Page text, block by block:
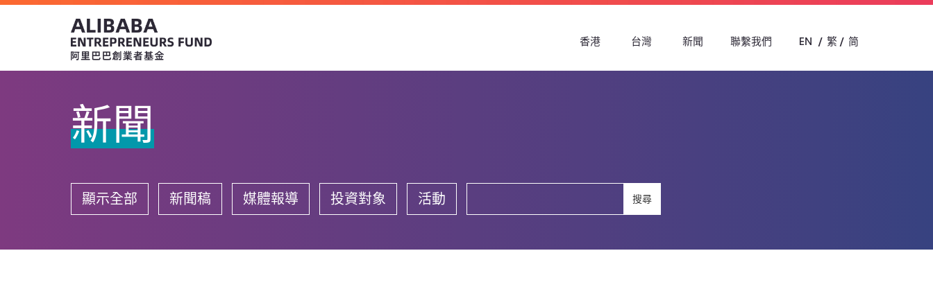
香港 台灣 新聞 聯繫我們 EN 繁 简
新聞
顯示全部 新聞稿 媒體報導 投資對象 活動 搜尋